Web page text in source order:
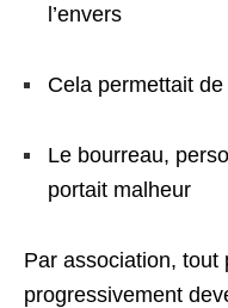
l’envers
Cela permettait
Le bourreau,
portait malheur
Par association, tout
progressivement